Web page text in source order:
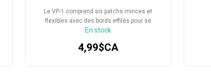
Le VP-1 comprend six patchs minces et
flexibles avec des bords effilés pour se
fondre dans le profil du tube. Emballé dans
verre et des instructions.
En stock
4,99$CA